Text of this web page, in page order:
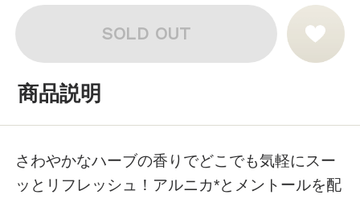
SOLD OUT
商品説明
さわやかなハーブの香りでどこでも気軽にスー
ッとリフレッシュ！アルニカ*とメントールを配